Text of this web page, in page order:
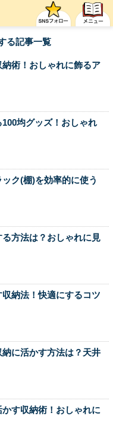
る記事一覧
術！おしゃれに飾るア
均グッズ！おしゃれ
ク(棚)を効率的に使う
方法は？おしゃれに見
納法！快適にするコツ
に活かす方法は？天井
す収納術！おしゃれに